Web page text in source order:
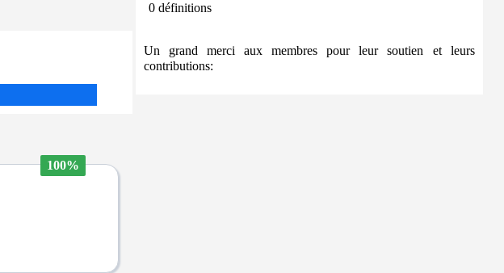
100%
0 définitions
Un grand merci aux membres pour leur soutien et leurs
contributions: